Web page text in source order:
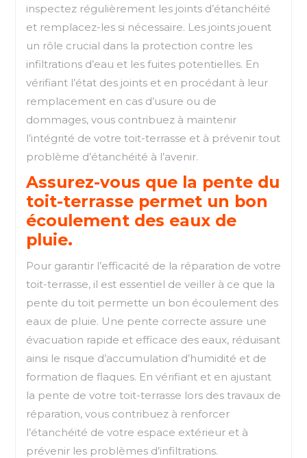
inspectez régulièrement les joints d’étanchéité
et remplacez-les si nécessaire. Les joints jouent
un rôle crucial dans la protection contre les
infiltrations d’eau et les fuites potentielles. En
vérifiant l’état des joints et en procédant à leur
remplacement en cas d’usure ou de
dommages, vous contribuez à maintenir
l’intégrité de votre toit-terrasse et à prévenir tout
problème d’étanchéité à l’avenir.
Assurez-vous que la pente du
toit-terrasse permet un bon
écoulement des eaux de
pluie.
Pour garantir l’efficacité de la réparation de votre
toit-terrasse, il est essentiel de veiller à ce que la
pente du toit permette un bon écoulement des
eaux de pluie. Une pente correcte assure une
évacuation rapide et efficace des eaux, réduisant
ainsi le risque d’accumulation d’humidité et de
formation de flaques. En vérifiant et en ajustant
la pente de votre toit-terrasse lors des travaux de
réparation, vous contribuez à renforcer
l’étanchéité de votre espace extérieur et à
prévenir les problèmes d’infiltrations.